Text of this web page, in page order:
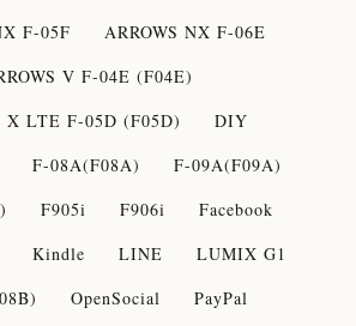
F-05F
ARROWS NX F-06E
V F-04E (F04E)
X LTE F-05D (F05D)
DIY
F-08A(F08A)
F-09A(F09A)
F905i F906i
Facebook
Kindle LINE
LUMIX G1
OpenSocial
PayPal